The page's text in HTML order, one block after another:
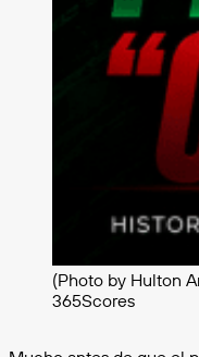
(Photo by Hulton
365Scores